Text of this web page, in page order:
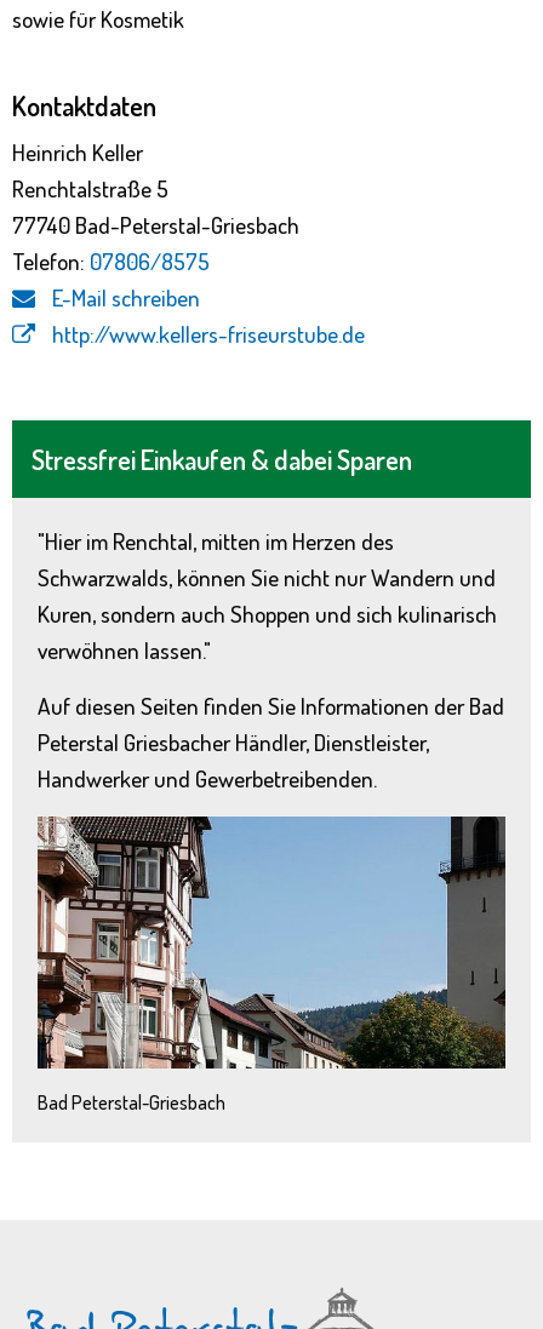
Stressfrei Einkaufen & dabei Sparen
"Hier im Renchtal, mitten im Herzen des
Schwarzwalds, können Sie nicht nur Wandern und
Kuren, sondern auch Shoppen und sich kulinarisch
verwöhnen lassen."
Auf diesen Seiten finden Sie Informationen der Bad
Peterstal Griesbacher Händler, Dienstleister,
Handwerker und Gewerbetreibenden.
Bad Peterstal-Griesbach
sowie für Kosmetik
Kontaktdaten
Heinrich Keller
Renchtalstraße 5
77740 Bad-Peterstal-Griesbach
Telefon: 07806/8575
E-Mail schreiben
http://www.kellers-friseurstube.de